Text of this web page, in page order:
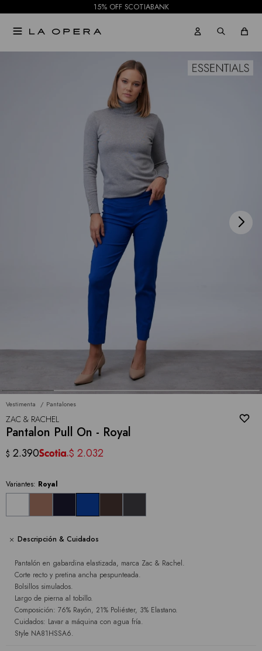
15% OFF SCOTIABANK

Vestimenta Pantalones
ZAC & RACHEL
Pantalon Pull On - Royal
$ 2.390 $ 2.032
Variantes: Royal
Descripción & Cuidados
Pantalón en gabardina elastizada, marca Zac & Rachel.
Corte recto y pretina ancha pespunteada.
Bolsillos simulados.
Largo de pierna al tobillo.
Composición: 76% Rayón, 21% Poliéster, 3% Elastano.
Cuidados: Lavar a máquina con agua fría.
Style NA81HSSA6.
NOTIFICARME